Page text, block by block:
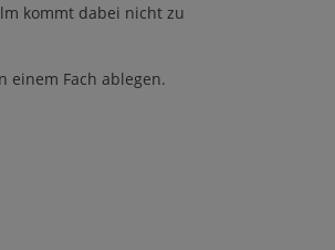
kommt dabei nicht zu
einem Fach ablegen.